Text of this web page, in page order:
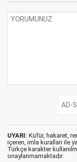
UYARI: Küfür, hakaret,
içeren, imla kuralları ile
Türkçe karakter
onaylanmamaktadır.